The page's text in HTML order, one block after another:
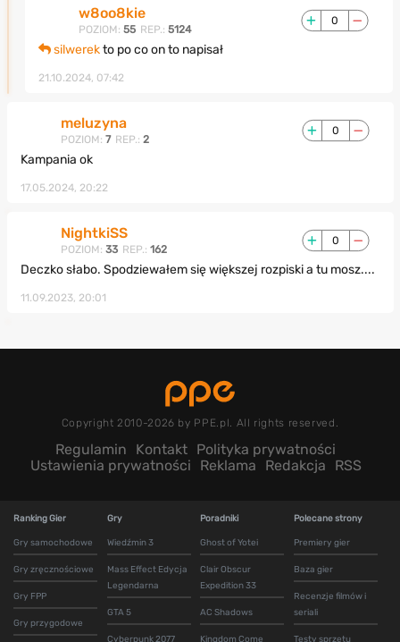
w8oo8kie
POZIOM: 55 REP.: 5124
0
silwerekto po co on to napisał
21.10.2024, 07:42
meluzyna
POZIOM: 7 REP.: 2
0
Kampania ok
17.05.2024, 20:22
NightkiSS
POZIOM: 33 REP.: 162
0
Deczko słabo. Spodziewałem się większej rozpiski a tu mosz....
11.09.2023, 20:01
Copyright 2010-2026 by PPE.pl. All rights reserved.
Regulamin Kontakt Polityka prywatności
Ustawienia prywatności
Reklama Redakcja RSS
Ranking Gier
Gry samochodowe
Gry zręcznościowe
Gry FPP
Gry przygodowe
Gry
Wiedźmin 3
Mass Effect Edycja
Legendarna
GTA 5
Cyberpunk 2077
Poradniki
Ghost of Yotei
Clair Obscur
Expedition 33
AC Shadows
Kingdom Come
Polecane strony
Premiery gier
Baza gier
Recenzje filmów i
seriali
Testy sprzętu